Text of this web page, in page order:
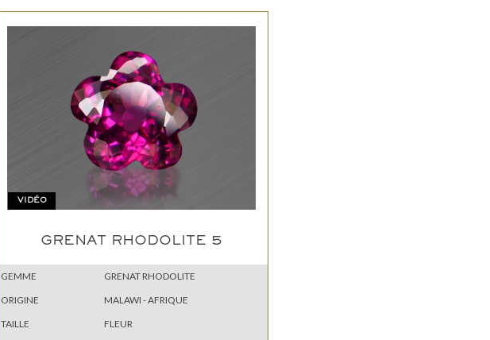
VIDÉO
GRENAT RHODOLITE 5
GEMME
GRENAT RHODOLITE
ORIGINE
MALAWI - AFRIQUE
TAILLE
FLEUR